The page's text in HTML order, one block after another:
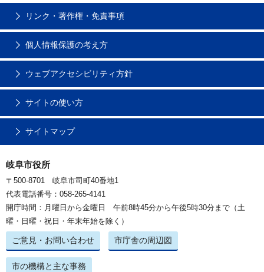
リンク・著作権・免責事項
個人情報保護の考え方
ウェブアクセシビリティ方針
サイトの使い方
サイトマップ
岐阜市役所
〒500-8701 岐阜市司町40番地1
代表電話番号：058-265-4141
開庁時間：月曜日から金曜日 午前8時45分から午後5時30分まで（土
曜・日曜・祝日・年末年始を除く）
ご意見・お問い合わせ 市庁舎の周辺図
市の機構と主な事務